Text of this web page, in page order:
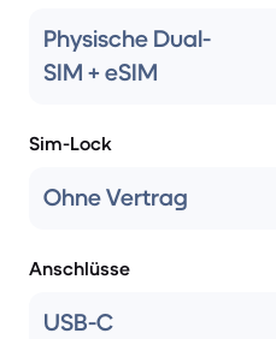
Physische Dual-
SIM + eSIM
Sim-Lock
Ohne Vertrag
Anschlüsse
USB-C